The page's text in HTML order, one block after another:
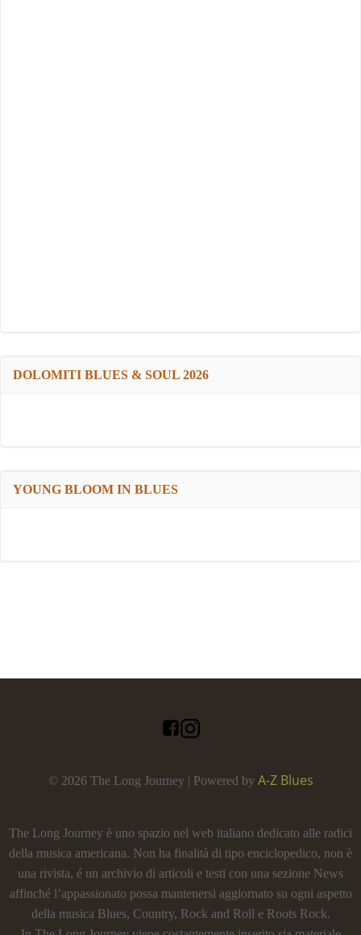
DOLOMITI BLUES & SOUL 2026
YOUNG BLOOM IN BLUES
© 2026 The Long Journey | Powered by A-Z Blues
The Long Journey è uno spazio nel web italiano dedicato alle radici
della musica americana. Non ha finalità di tipo enciclopedico, non è
una rivista, é un archivio di articoli e testi con una sezione News
affinché l’appassionato possa mantenersi aggiornato su ogni aspetto
della musica Blues, Country, Rock and Roll e Roots Rock.